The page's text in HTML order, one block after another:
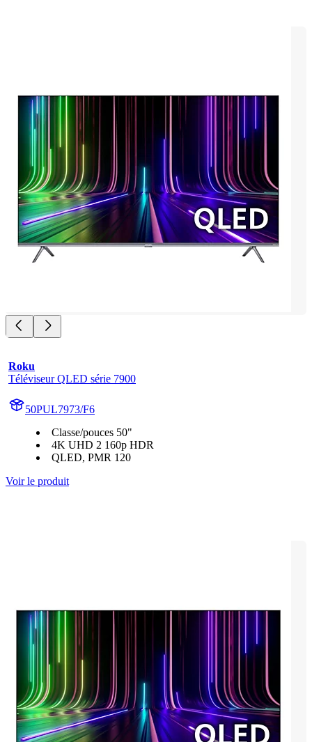
Roku
Téléviseur QLED série 7900
50PUL7973/F6
Classe/pouces 50"
4K UHD 2 160p HDR
QLED, PMR 120
Voir le produit